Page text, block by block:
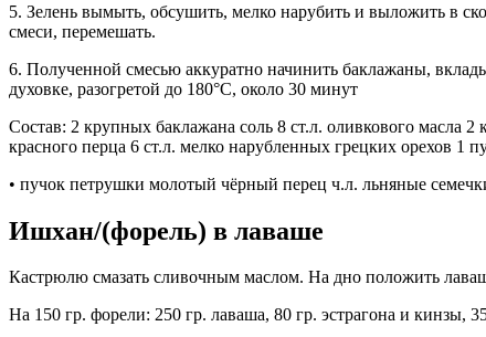
5. Зелень вымыть, обсушить, мелко нарубить и выложить в
смеси, перемешать.
6. Полученной смесью аккуратно начинить баклажаны,
духовке, разогретой до 180°С, около 30 минут
Состав: 2 крупных баклажана соль 8 ст.л. оливкового масла
красного перца 6 ст.л. мелко нарубленных грецких орехов 1
• пучок петрушки молотый чёрный перец ч.л. льняные
Ишхан/(форель) в лаваше
Кастрюлю смазать сливочным маслом. На дно положить
На 150 гр. форели: 250 гр. лаваша, 80 гр. эстрагона и кинзы,